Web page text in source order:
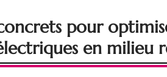
pour
en milieu